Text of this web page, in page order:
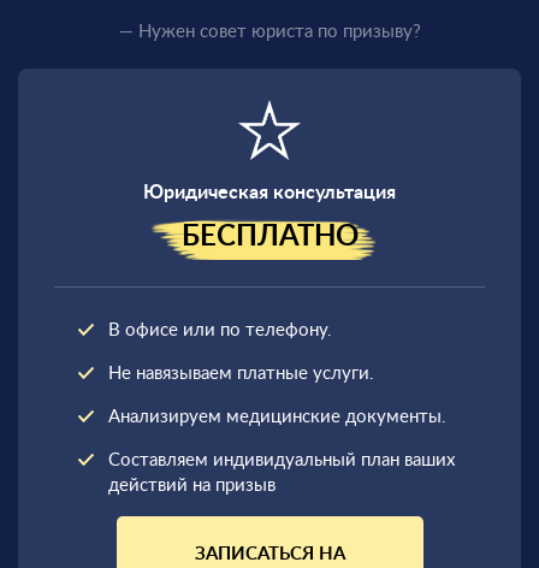
— Нужен совет юриста по призыву?
Юридическая консультация
БЕСПЛАТНО
В офисе или по телефону.
Не навязываем платные услуги.
Анализируем медицинские документы.
Составляем индивидуальный план ваших
действий на призыв
ЗАПИСАТЬСЯ НА